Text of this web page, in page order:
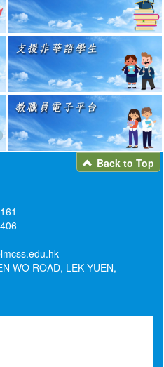
Back to Top
WO ROAD, LEK YUEN,